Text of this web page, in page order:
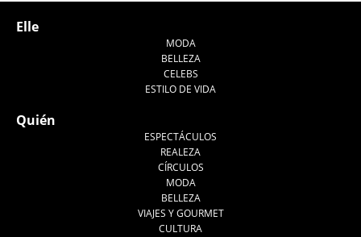
Elle
MODA
BELLEZA
CELEBS
ESTILO DE VIDA
Quién
ESPECTÁCULOS
REALEZA
CÍRCULOS
MODA
BELLEZA
VIAJES Y GOURMET
CULTURA